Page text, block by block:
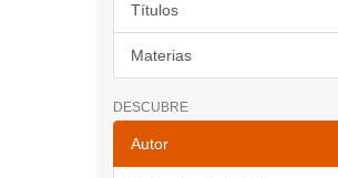
Títulos
Materias
DESCUBRE
Autor